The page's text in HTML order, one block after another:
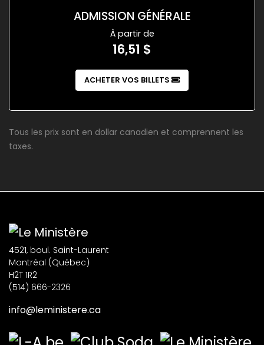
ADMISSION GÉNÉRALE
À partir de
16,51 $
ACHETER VOS BILLETS
Tous les prix sont en dollar canadien et comprennent les
taxes.
4521, boul. Saint-Laurent
Montréal (Québec)
H2T 1R2
(514) 666-2326
info@leministere.ca